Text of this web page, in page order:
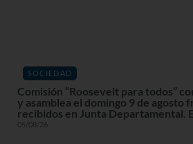
SOCIEDAD
Comisión “Roosevelt para todos”
y asamblea el domingo 9 de agosto
recibidos en Junta Departamental.
05/08/26